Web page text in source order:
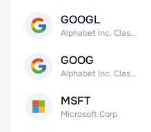
GOOGL
Alphabet Inc. Class A Common Stock
GOOG
Alphabet Inc. Class C Capital Stock
MSFT
Microsoft Corp